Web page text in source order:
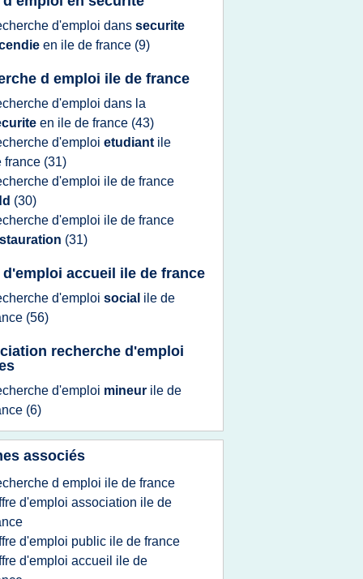
d'emploi dans securite
en ile de france (9)
d emploi ile de france
d'emploi dans la
en ile de france (43)
d'emploi etudiant ile
france (31)
d'emploi ile de france
(30)
d'emploi ile de france
(31)
accueil ile de france
d'emploi social ile de
(56)
recherche d'emploi
d'emploi mineur ile de
(6)
associés
d emploi ile de france
d'emploi association ile de
d'emploi public ile de france
d'emploi accueil ile de